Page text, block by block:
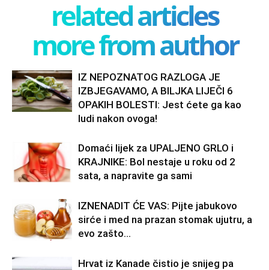
related articles
more from author
IZ NEPOZNATOG RAZLOGA JE
IZBJEGAVAMO, A BILJKA LIJEČI 6
OPAKIH BOLESTI: Jest ćete ga kao
ludi nakon ovoga!
Domaći lijek za UPALJENO GRLO i
KRAJNIKE: Bol nestaje u roku od 2
sata, a napravite ga sami
IZNENADIT ĆE VAS: Pijte jabukovo
sirće i med na prazan stomak ujutru, a
evo zašto…
Hrvat iz Kanade čistio je snijeg pa